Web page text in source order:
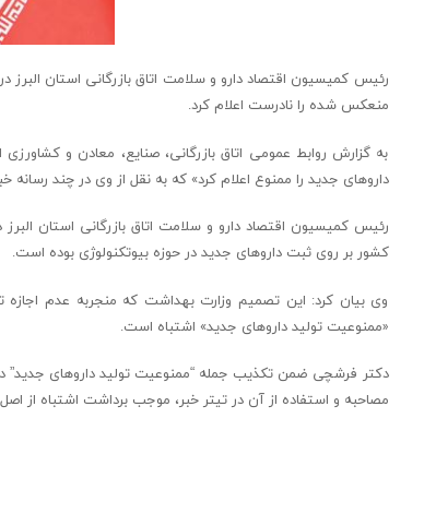
رئیس کمیسیون اقتصاد دارو و سلامت اتاق بازرگانی استان البرز
منعکس شده را نادرست اعلام کرد.
به گزارش روابط عمومی اتاق بازرگانی، صنایع، معادن و
داروهای جدید را ممنوع اعلام کرد» که به نقل از وی در چند
رئیس کمیسیون اقتصاد دارو و سلامت اتاق بازرگانی استان
کشور بر روی ثبت داروهای جدید در حوزه بیوتکنولوژی بوده است.
وی بیان کرد: این تصمیم وزارت بهداشت که منجربه عدم
«ممنوعیت تولید داروهای جدید» اشتباه است.
دکتر فرشچی ضمن تکذیب جمله “ممنوعیت تولید داروهای جدید”
مصاحبه و استفاده از آن در تیتر خبر، موجب برداشت اشتباه